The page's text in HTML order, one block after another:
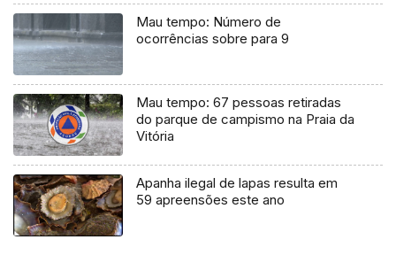
Mau tempo: Número de
ocorrências sobre para 9
Mau tempo: 67 pessoas retiradas
do parque de campismo na Praia da
Vitória
Apanha ilegal de lapas resulta em
59 apreensões este ano